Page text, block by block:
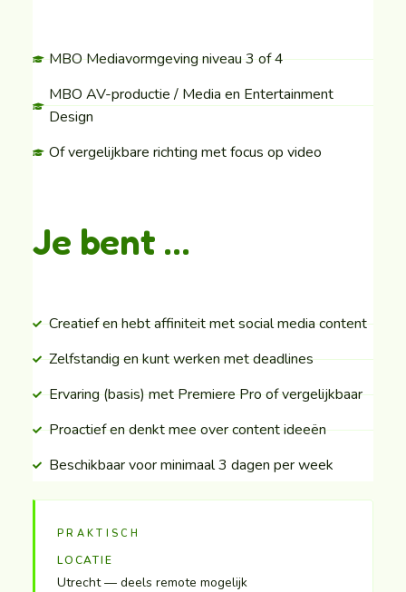
MBO Mediavormgeving niveau 3 of 4
MBO AV-productie / Media en Entertainment
Design
Of vergelijkbare richting met focus op video
Je bent …
Creatief en hebt affiniteit met social media content
Zelfstandig en kunt werken met deadlines
Ervaring (basis) met Premiere Pro of vergelijkbaar
Proactief en denkt mee over content ideeën
Beschikbaar voor minimaal 3 dagen per week
PRAKTISCH
LOCATIE
Utrecht — deels remote mogelijk